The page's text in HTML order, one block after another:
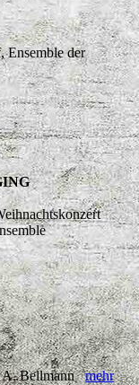
Ensemble der
A. Bellmannmehr